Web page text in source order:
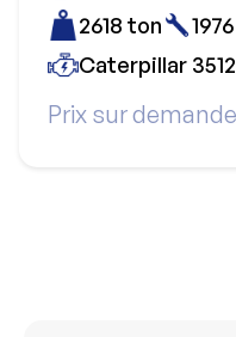
Prix sur demande
2618 ton
1976
Caterpillar 3512